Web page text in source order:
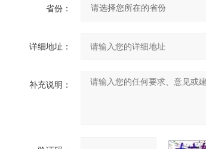
省份：
详细地址：
补充说明：